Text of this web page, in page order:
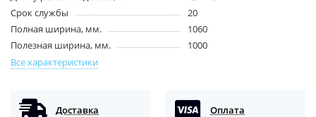
Срок службы
20
Полная ширина, мм.
1060
Полезная ширина, мм.
1000
Все характеристики
Доставка Оплата